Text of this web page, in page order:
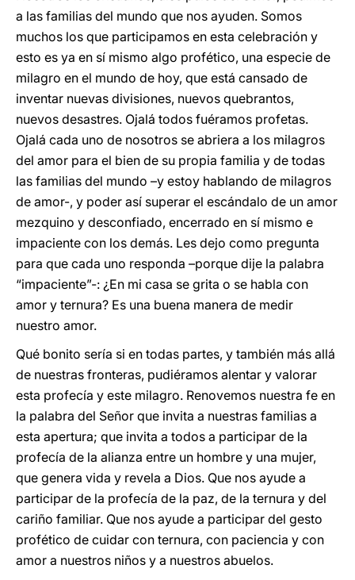
a las familias del mundo que nos ayuden. Somos
muchos los que participamos en esta celebración y
esto es ya en sí mismo algo profético, una especie de
milagro en el mundo de hoy, que está cansado de
inventar nuevas divisiones, nuevos quebrantos,
nuevos desastres. Ojalá todos fuéramos profetas.
Ojalá cada uno de nosotros se abriera a los milagros
del amor para el bien de su propia familia y de todas
las familias del mundo –y estoy hablando de milagros
de amor-, y poder así superar el escándalo de un amor
mezquino y desconfiado, encerrado en sí mismo e
impaciente con los demás. Les dejo como pregunta
para que cada uno responda –porque dije la palabra
“impaciente”-: ¿En mi casa se grita o se habla con
amor y ternura? Es una buena manera de medir
nuestro amor.
Qué bonito sería si en todas partes, y también más allá
de nuestras fronteras, pudiéramos alentar y valorar
esta profecía y este milagro. Renovemos nuestra fe en
la palabra del Señor que invita a nuestras familias a
esta apertura; que invita a todos a participar de la
profecía de la alianza entre un hombre y una mujer,
que genera vida y revela a Dios. Que nos ayude a
participar de la profecía de la paz, de la ternura y del
cariño familiar. Que nos ayude a participar del gesto
profético de cuidar con ternura, con paciencia y con
amor a nuestros niños y a nuestros abuelos.